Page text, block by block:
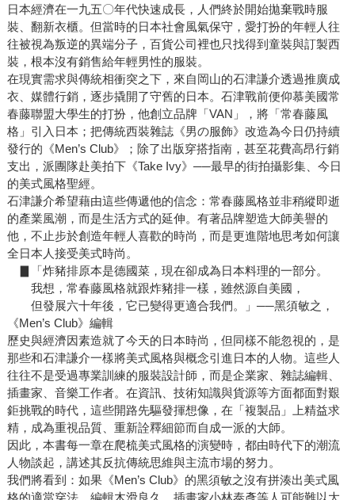
日本經濟在一九五〇年代快速成長，人們終於開始拋棄戰時服
裝、翻新衣櫃。但當時的日本社會風氣保守，愛打扮的年輕人往
往被視為叛逆的異端分子，百貨公司裡也只找得到童裝與訂製西
裝，根本沒有銷售給年輕男性的服裝。
在現實需求與傳統相衝突之下，來自岡山的石津謙介透過推廣成
衣、媒體行銷，逐步撬開了守舊的日本。石津戰前便仰慕美國常
春藤聯盟大學生的打扮，他創立品牌「VAN」，將「常春藤風
格」引入日本；把傳統西裝雜誌《男の服飾》改造為今日仍持續
發行的《Men’s Club》；除了出版穿搭指南，甚至花費高昂行銷
支出，派團隊赴美拍下《Take Ivy》──最早的街拍攝影集、今日
的美式風格聖經。
石津謙介希望藉由這些傳遞他的信念：常春藤風格並非稍縱即逝
的產業風潮，而是生活方式的延伸。有著品牌塑造大師美譽的
他，不止步於創造年輕人喜歡的時尚，而是更進階地思考如何讓
全日本人接受美式時尚。
▊「炸豬排原本是德國菜，現在卻成為日本料理的一部分。
我想，常春藤風格就跟炸豬排一樣，雖然源自美國，
但發展六十年後，它已變得更適合我們。」──黑須敏之，
《Men’s Club》編輯
歷史與經濟因素造就了今天的日本時尚，但同樣不能忽視的，是
那些和石津謙介一樣將美式風格與概念引進日本的人物。這些人
往往不是受過專業訓練的服裝設計師，而是企業家、雜誌編輯、
插畫家、音樂工作者。在資訊、技術知識與貨源等方面都面對艱
鉅挑戰的時代，這些開路先驅發揮想像，在「複製品」上精益求
精，成為重視品質、重新詮釋細節而自成一派的大師。
因此，本書每一章在爬梳美式風格的演變時，都由時代下的潮流
人物談起，講述其反抗傳統思維與主流市場的努力。
我們將看到：如果《Men’s Club》的黑須敏之沒有拼湊出美式風
格的適當穿法，編輯木滑良久、插畫家小林泰彥等人可能難以大